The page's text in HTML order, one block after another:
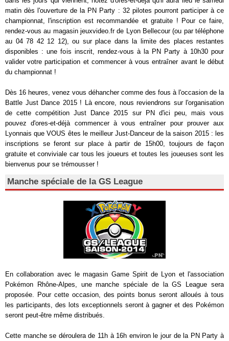
matin dès l'ouverture de la PN Party : 32 pilotes pourront participer à ce
championnat, l'inscription est recommandée et gratuite ! Pour ce faire,
rendez-vous au magasin jeuxvideo.fr de Lyon Bellecour (ou par téléphone
au 04 78 42 12 12), ou sur place dans la limite des places restantes
disponibles : une fois inscrit, rendez-vous à la PN Party à 10h30 pour
valider votre participation et commencer à vous entraîner avant le début
du championnat !
Dès 16 heures, venez vous déhancher comme des fous à l'occasion de la
Battle Just Dance 2015 ! Là encore, nous reviendrons sur l'organisation
de cette compétition Just Dance 2015 sur PN d'ici peu, mais vous
pouvez d'ores-et-déjà commencer à vous entraîner pour prouver aux
Lyonnais que VOUS êtes le meilleur Just-Danceur de la saison 2015 : les
inscriptions se feront sur place à partir de 15h00, toujours de façon
gratuite et conviviale car tous les joueurs et toutes les joueuses sont les
bienvenus pour se trémousser !
Manche spéciale de la GS League
En collaboration avec le magasin Game Spirit de Lyon et l'association
Pokémon Rhône-Alpes, une manche spéciale de la GS League sera
proposée. Pour cette occasion, des points bonus seront alloués à tous
les participants, des lots exceptionnels seront à gagner et des Pokémon
seront peut-être même distribués.
Cette manche se déroulera de 11h à 16h environ le jour de la PN Party à